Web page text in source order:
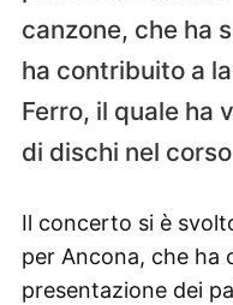
canzone, che ha
ha contribuito a
Ferro, il quale ha
di dischi nel
Il concerto si è
per Ancona, che ha
presentazione dei